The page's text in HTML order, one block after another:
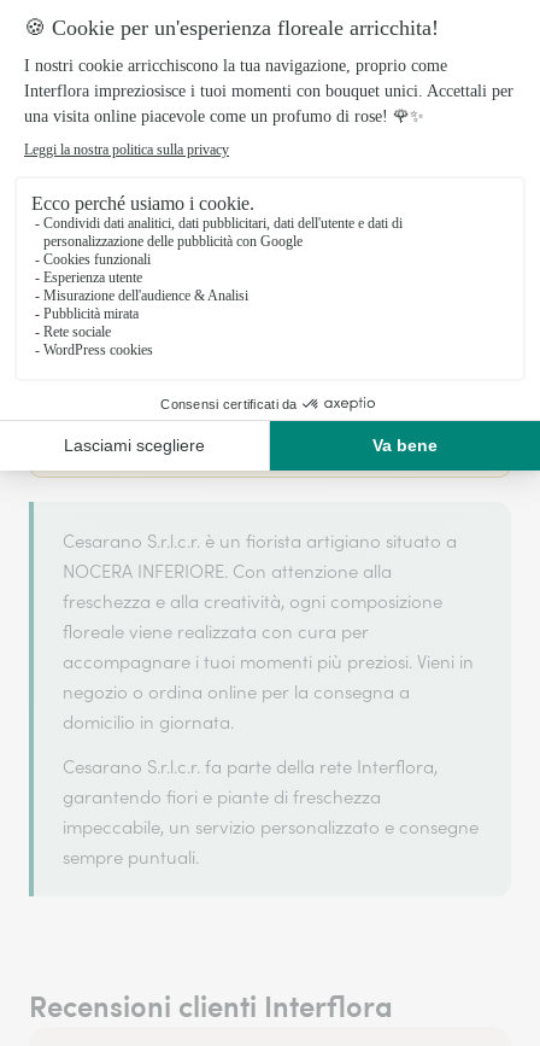
Il tuo fiorista artigiano a NOCERA
INFERIORE
Cesarano S.r.l.c.r. si basa sulla sua partnership con
Interflora, rete di trasmissione floreale di
riferimento, per garantirti un servizio di qualità.
Cesarano S.r.l.c.r. è un fiorista artigiano situato a
NOCERA INFERIORE. Con attenzione alla
freschezza e alla creatività, ogni composizione
floreale viene realizzata con cura per
accompagnare i tuoi momenti più preziosi. Vieni in
negozio o ordina online per la consegna a
domicilio in giornata.
Cesarano S.r.l.c.r. fa parte della rete Interflora,
garantendo fiori e piante di freschezza
impeccabile, un servizio personalizzato e consegne
sempre puntuali.
Recensioni clienti Interflora